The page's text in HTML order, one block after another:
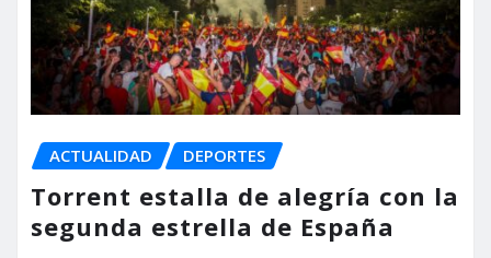
ACTUALIDAD DEPORTES
Torrent estalla de alegría con la
segunda estrella de España